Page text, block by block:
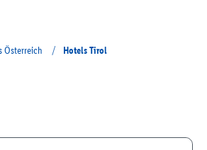
Österreich / Hotels Tirol